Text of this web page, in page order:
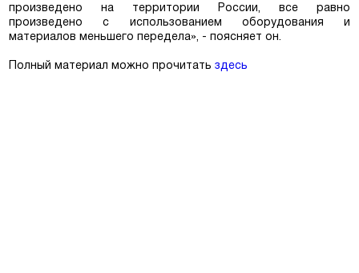
Москва
Да, все верно Изменить город
произведено на территории России, все равно
произведено с использованием оборудования и
материалов меньшего передела», - поясняет он.
Полный материал можно прочитать здесь